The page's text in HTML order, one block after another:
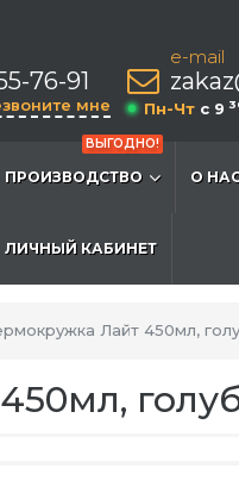
76-91
мне
e-mail
Пн-Чт c 9
ВЫГОДНО!
ПРОИЗВОДСТВО О
ЛИЧНЫЙ КАБИНЕТ
Лайт 450мл,